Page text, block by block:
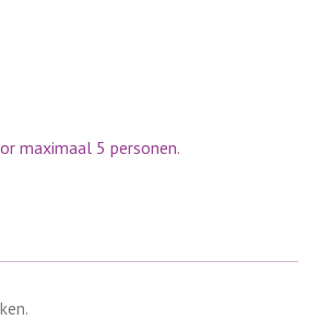
maximaal 5 personen.